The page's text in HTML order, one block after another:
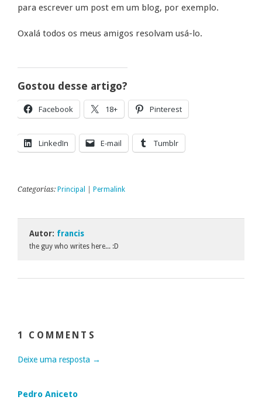
para escrever um post em um blog, por exemplo.
Oxalá todos os meus amigos resolvam usá-lo.
Gostou desse artigo?
Facebook 18+ Pinterest
LinkedIn E-mail Tumblr
Categorias: Principal Permalink
Autor: francis
the guy who writes here... :D
1 COMMENTS
Deixe uma resposta →
Pedro Aniceto